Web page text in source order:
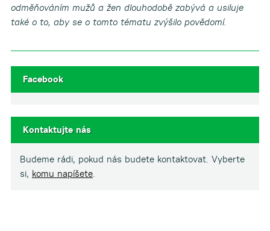
odměňováním mužů a žen dlouhodobě zabývá a usiluje
také o to, aby se o tomto tématu zvýšilo povědomí.
Facebook
Kontaktujte nás
Budeme rádi, pokud nás budete kontaktovat. Vyberte
si, komu napíšete.